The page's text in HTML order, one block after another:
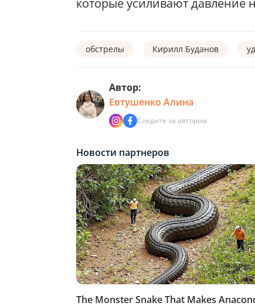
обстрелы Кирилл Буданов
Автор:
Евтушенко Алина
Следите за автором